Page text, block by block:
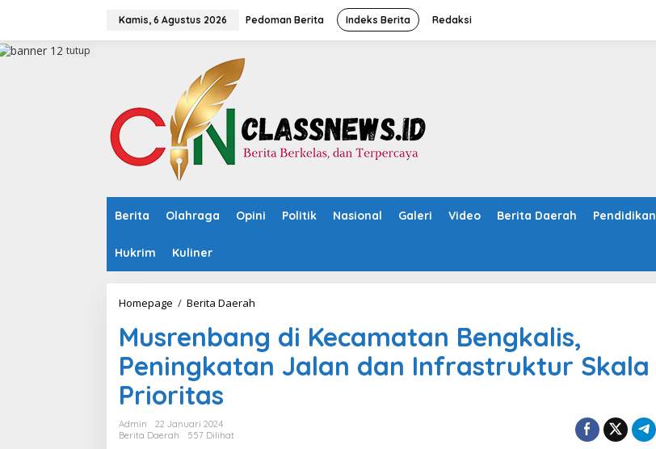
a
Kamis, 6 Agustus 2026 Pedoman Berita Indeks Berita Redaksi
Berita Olahraga Opini Politik Nasional Galeri Video Berita Daerah Pendidikan
Hukrim Kuliner
tutup
Homepage / Berita Daerah
s
r
e
n
Musrenbang di Kecamatan Bengkalis,
Peningkatan Jalan dan Infrastruktur Skala
Prioritas
Admin
22 Januari 2024
Berita Daerah
557 Dilihat